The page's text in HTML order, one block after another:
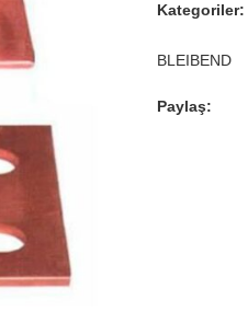
Kategoriler:
BLEIBEND
Paylaş: